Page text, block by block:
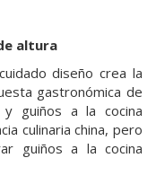
altura
diseño crea la
gastronómica de
y guiños a la cocina
culinaria china, pero
guiños a la cocina